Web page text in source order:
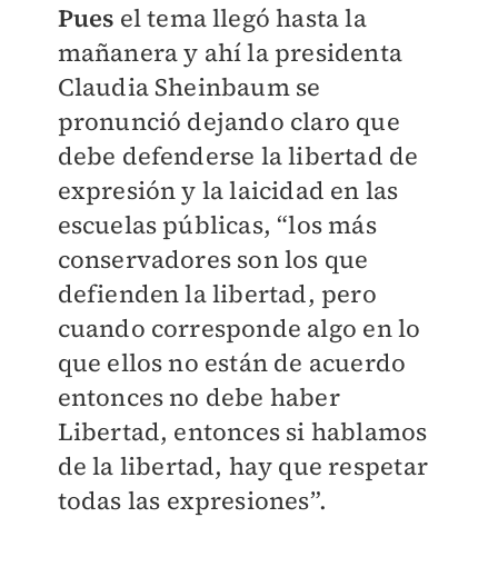
Pues el tema llegó hasta la
mañanera y ahí la presidenta
Claudia Sheinbaum se
pronunció dejando claro que
debe defenderse la libertad de
expresión y la laicidad en las
escuelas públicas, “los más
conservadores son los que
defienden la libertad, pero
cuando corresponde algo en lo
que ellos no están de acuerdo
entonces no debe haber
Libertad, entonces si hablamos
de la libertad, hay que respetar
todas las expresiones”.